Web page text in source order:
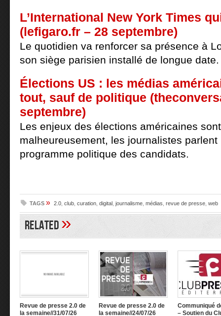
L’International New York Times
(lefigaro.fr – 28 septembre)
Le quotidien va renforcer sa présence à
son siège parisien installé de longue date.
Élections US : les médias
tout, sauf de politique
septembre)
Les enjeux des élections américaines
malheureusement, les journalistes parlent
programme politique des candidats.
TAGS » 2.0 club curation digital journalisme médias revue de presse web
Related»
Revue de presse 2.0 de
la semaine//31/07/26
Revue de presse 2.0 de
la semaine//24/07/26
Communiqué
– Soutien du